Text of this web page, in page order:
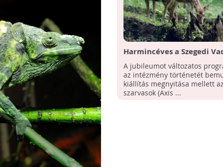
Harmincéves a Szegedi
A jubileumot változatos
az intézmény történetét
kiállítás megnyitása mellett
szarvasok (Axis ...